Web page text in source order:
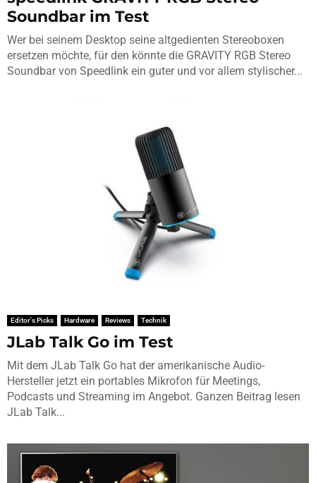
Soundbar im Test
Wer bei seinem Desktop seine altgedienten Stereoboxen
ersetzen möchte, für den könnte die GRAVITY RGB Stereo
Soundbar von Speedlink ein guter und vor allem stylischer...
Editor's Picks Hardware Reviews Technik
JLab Talk Go im Test
Mit dem JLab Talk Go hat der amerikanische Audio-
Hersteller jetzt ein portables Mikrofon für Meetings,
Podcasts und Streaming im Angebot. Ganzen Beitrag lesen
JLab Talk...